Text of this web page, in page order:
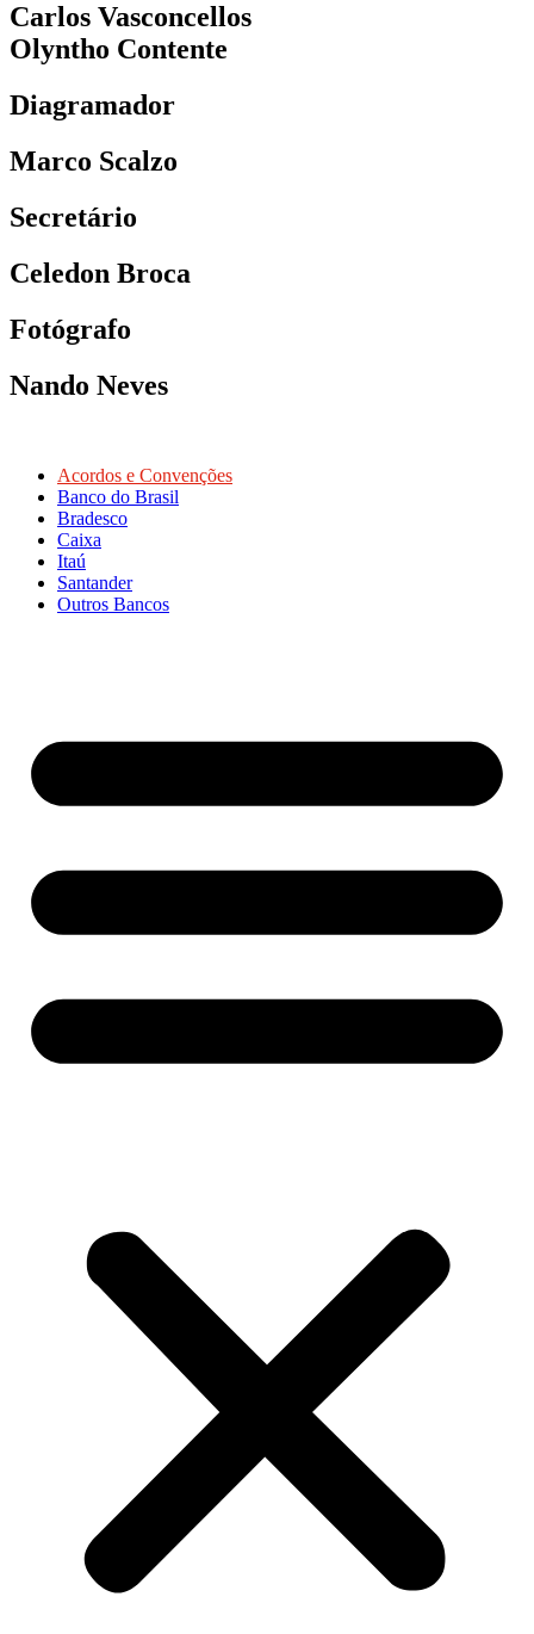
Carlos Vasconcellos
Olyntho Contente
Diagramador
Marco Scalzo
Secretário
Celedon Broca
Fotógrafo
Nando Neves
Acordos e Convenções
Banco do Brasil
Bradesco
Caixa
Itaú
Santander
Outros Bancos